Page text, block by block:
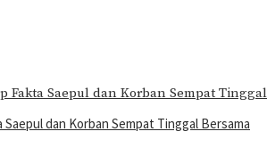
dan Korban Sempat Tinggal Bersama